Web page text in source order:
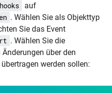
auf
. Wählen Sie als Objekttyp
Sie das Event
. Wählen Sie die
über den
werden sollen: